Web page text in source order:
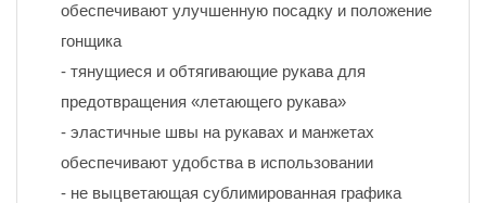
обеспечивают улучшенную посадку и положение
гонщика
- тянущиеся и обтягивающие рукава для
предотвращения «летающего рукава»
- эластичные швы на рукавах и манжетах
обеспечивают удобства в использовании
- не выцветающая сублимированная графика